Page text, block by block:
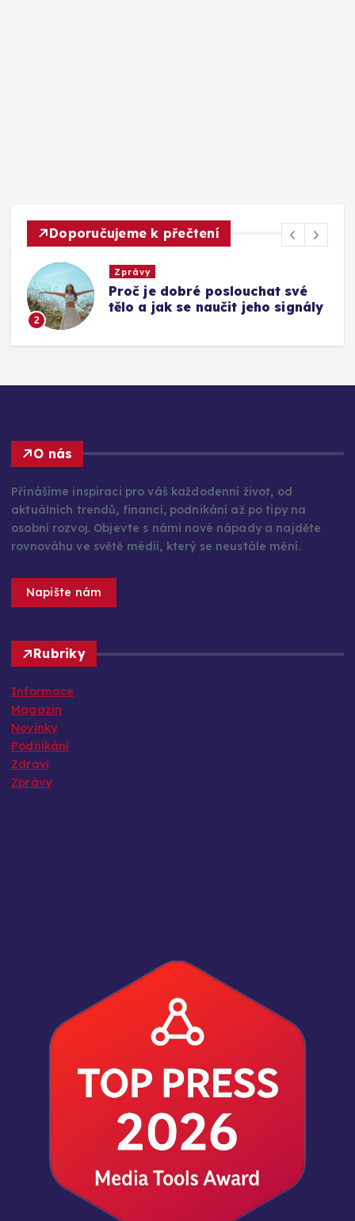
Doporučujeme k přečtení
3
Zprávy
Síla dobrovolnictví: Proč
pomáhat druhým a jak nám to
O nás
Přinášíme inspiraci pro váš každodenní život, od
aktuálních trendů, financí, podnikání až po tipy na
osobní rozvoj. Objevte s námi nové nápady a najděte
rovnováhu ve světě médií, který se neustále mění.
Napište nám
Rubriky
Informace
Magazín
Novinky
Podnikání
Zdraví
Zprávy